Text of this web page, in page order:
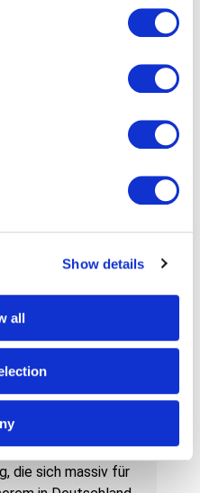
Show details
all
Systeme. Einfach
im
Auflieferer von rund
pro Jahr
die sich massiv für